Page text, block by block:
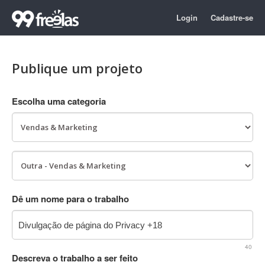
Login Cadastre-se
Publique um projeto
Escolha uma categoria
Dê um nome para o trabalho
40
Descreva o trabalho a ser feito